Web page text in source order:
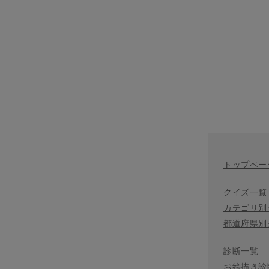
トップペー
クイズ一覧
カテゴリ
都道府県
診断一覧
お絵描き